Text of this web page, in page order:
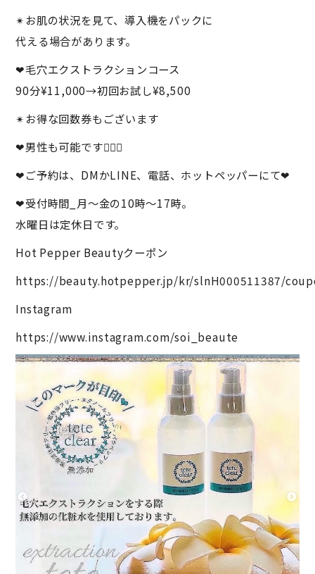
✴︎お肌の状況を見て、導入機をパックに
代える場合があります。
❤︎毛穴エクストラクションコース
90分¥11,000→初回お試し¥8,500
✴︎お得な回数券もございます
❤︎男性も可能です👱🏼‍♂️
❤︎ご予約は、DMかLINE、電話、ホットペッパーにて❤︎
❤︎受付時間_月～金の10時～17時。
水曜日は定休日です。
Hot Pepper Beautyクーポン
https://beauty.hotpepper.jp/kr/slnH000511387/
Instagram
https://www.instagram.com/soi_beaute